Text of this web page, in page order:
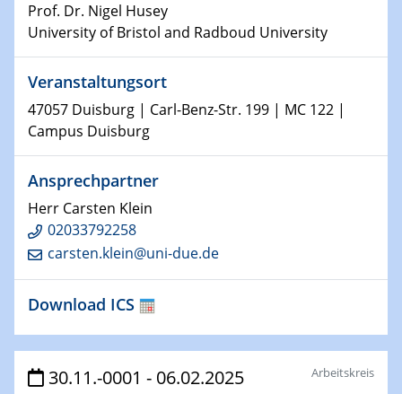
15.01.2024
Bewerbungsvorrtag Besetzung W3-Professur
Technische Chemie – Technisch-Makromolekulare
Chemie für die Wasserforschung
23.01.2024
Kolloquium CRC 1242
23.01.2024
Kolloquium CRC 1242
24.01.2024
Chemie für die Wasserforschung
29.01.2024
Bewerbungsvorrtag Besetzung W3-Professur
Prof. Dr. Nigel Husey
University of Bristol and Radboud University
Veranstaltungsort
47057 Duisburg | Carl-Benz-Str. 199 | MC 122 |
Campus Duisburg
Ansprechpartner
Herr Carsten Klein
02033792258
carsten.klein@uni-due.de
Download ICS
30.11.-0001 - 06.02.2025 Arbeitskreis